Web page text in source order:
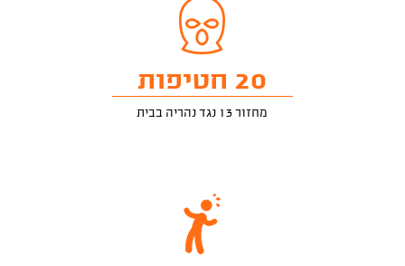
20 חטיפות
מחזור 13 נגד נהריה בבית